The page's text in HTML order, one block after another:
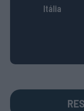
Itália